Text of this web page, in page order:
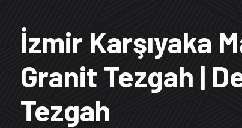
İzmir Karşıyaka
Granit Tezgah |
Tezgah